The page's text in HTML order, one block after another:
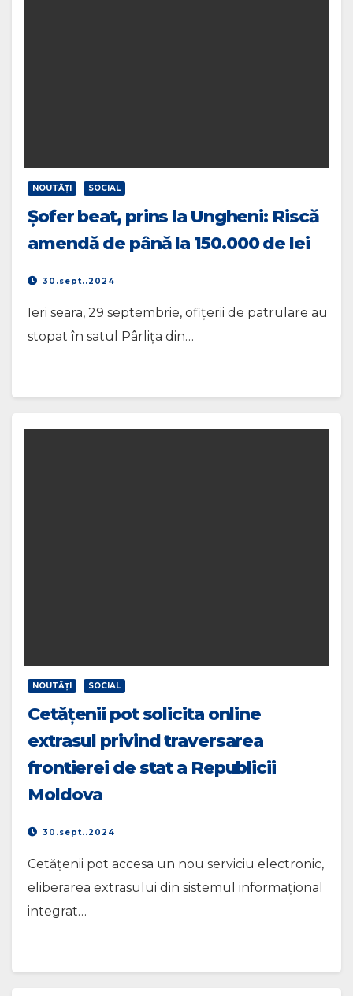
NOUTĂŢI SOCIAL
Șofer beat, prins la Ungheni: Riscă
amendă de până la 150.000 de lei
30.sept..2024
Ieri seara, 29 septembrie, ofițerii de patrulare au
stopat în satul Pârlița din…
NOUTĂŢI SOCIAL
Cetățenii pot solicita online
extrasul privind traversarea
frontierei de stat a Republicii
Moldova
30.sept..2024
Cetățenii pot accesa un nou serviciu electronic,
eliberarea extrasului din sistemul informațional
integrat…